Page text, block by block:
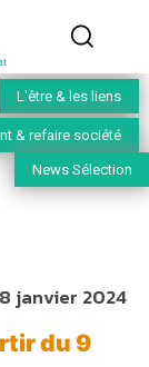
L'être & les liens
& refaire société
News Sélection
8 janvier 2024
du 9